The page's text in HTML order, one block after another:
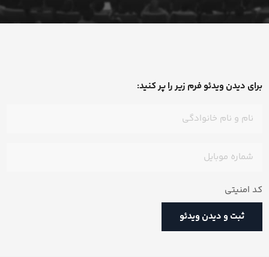
برای دیدن ویدئو فرم زیر را پر کنید:
نام
شماره
کد امنیتی